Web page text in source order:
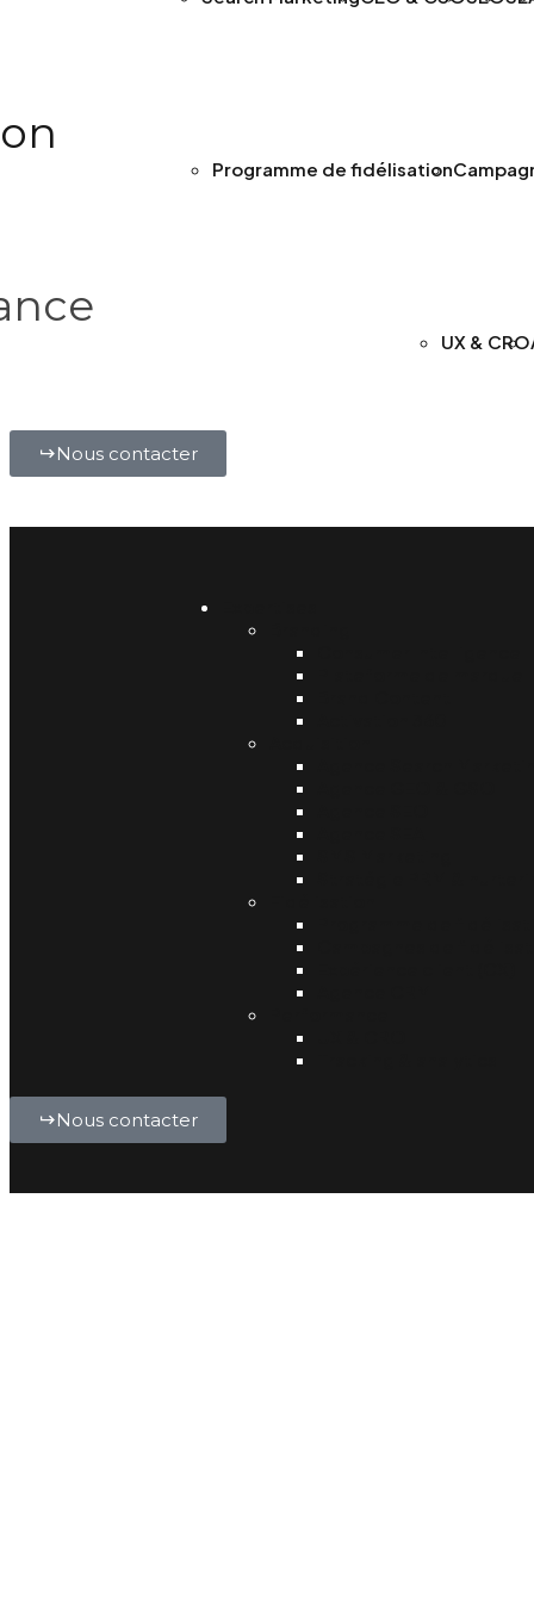
Programme de fidélisation
UX & CRO
Nous contacter
Nous contacter